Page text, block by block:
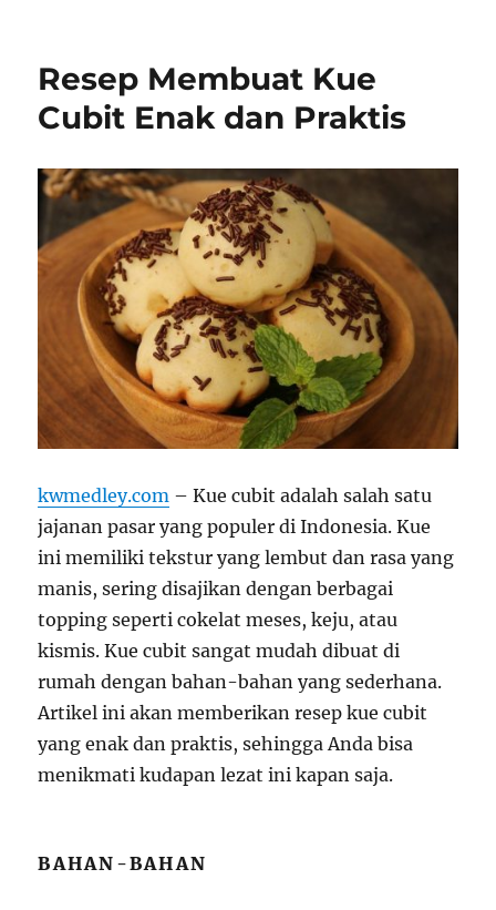
Resep Membuat Kue
Cubit Enak dan Praktis
kwmedley.com – Kue cubit adalah salah satu
jajanan pasar yang populer di Indonesia. Kue
ini memiliki tekstur yang lembut dan rasa yang
manis, sering disajikan dengan berbagai
topping seperti cokelat meses, keju, atau
kismis. Kue cubit sangat mudah dibuat di
rumah dengan bahan-bahan yang sederhana.
Artikel ini akan memberikan resep kue cubit
yang enak dan praktis, sehingga Anda bisa
menikmati kudapan lezat ini kapan saja.
BAHAN-BAHAN